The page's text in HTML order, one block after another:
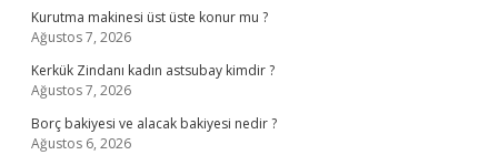
Kurutma makinesi üst üste konur mu ?
Ağustos 7, 2026
Kerkük Zindanı kadın astsubay kimdir ?
Ağustos 7, 2026
Borç bakiyesi ve alacak bakiyesi nedir ?
Ağustos 6, 2026